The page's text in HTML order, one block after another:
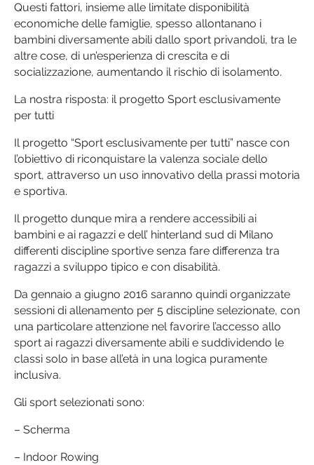
Questi fattori, insieme alle limitate disponibilità
economiche delle famiglie, spesso allontanano i
bambini diversamente abili dallo sport privandoli, tra le
altre cose, di un’esperienza di crescita e di
socializzazione, aumentando il rischio di isolamento.
La nostra risposta: il progetto Sport esclusivamente
per tutti
Il progetto “Sport esclusivamente per tutti” nasce con
l’obiettivo di riconquistare la valenza sociale dello
sport, attraverso un uso innovativo della prassi motoria
e sportiva.
Il progetto dunque mira a rendere accessibili ai
bambini e ai ragazzi e dell’ hinterland sud di Milano
differenti discipline sportive senza fare differenza tra
ragazzi a sviluppo tipico e con disabilità.
Da gennaio a giugno 2016 saranno quindi organizzate
sessioni di allenamento per 5 discipline selezionate, con
una particolare attenzione nel favorire l’accesso allo
sport ai ragazzi diversamente abili e suddividendo le
classi solo in base all’età in una logica puramente
inclusiva.
Gli sport selezionati sono:
– Scherma
– Indoor Rowing